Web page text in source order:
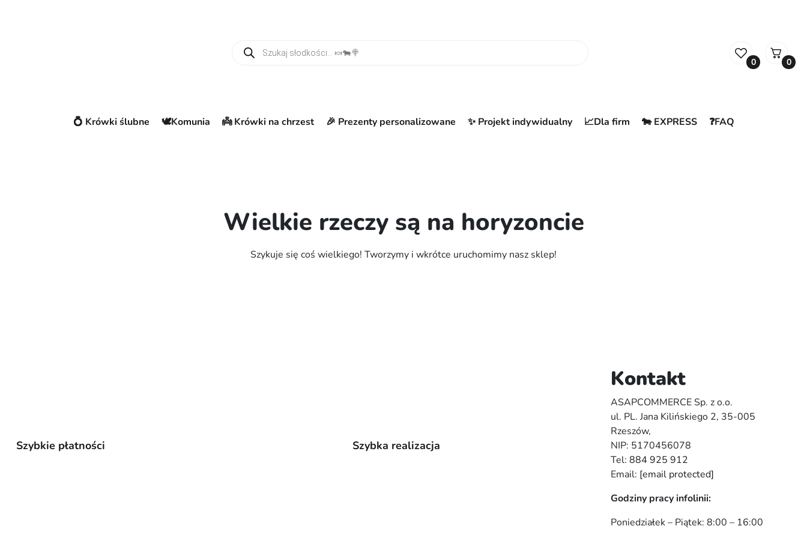
0 0
💍 Krówki ślubne 🕊️Komunia 👼 Krówki na chrzest 🎉 Prezenty personalizowane ✨ Projekt indywidualny 📈Dla firm 🐄 EXPRESS ❓FAQ
Wielkie rzeczy są na horyzoncie
Szykuje się coś wielkiego! Tworzymy i wkrótce uruchomimy nasz sklep!
Szybkie płatności Szybka realizacja
Kontakt
ASAPCOMMERCE Sp. z o.o.
ul. PL. Jana Kilińskiego 2, 35-005
Rzeszów,
NIP: 5170456078
Tel: 884 925 912
Email: [email protected]
Godziny pracy infolinii:
Poniedziałek – Piątek: 8:00 – 16:00